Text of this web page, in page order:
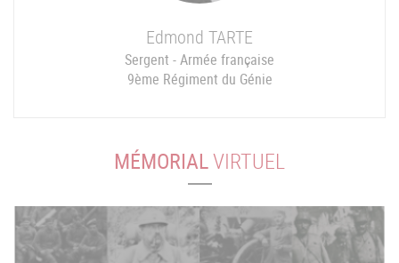
Edmond TARTE
Sergent - Armée française
9ème Régiment du Génie
MÉMORIALVIRTUEL